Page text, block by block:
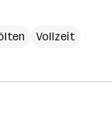
Vollzeit